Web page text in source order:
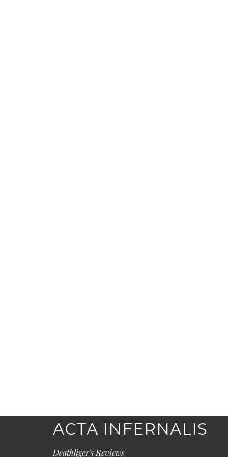
ACTA INFERNALIS
Deathliger's Reviews